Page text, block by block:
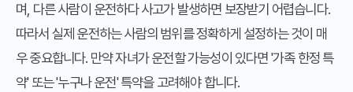
며, 다른 사람이 운전하다 사고가 발생하면 보장받기 어렵습니다.
따라서 실제 운전하는 사람의 범위를 정확하게 설정하는 것이 매
우 중요합니다. 만약 자녀가 운전할 가능성이 있다면 '가족 한정 특
약' 또는 '누구나 운전' 특약을 고려해야 합니다.